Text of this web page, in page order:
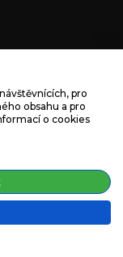
IČ: 05228972,
soudem v
vyhrazena.
pro
obsahu a pro
o cookies